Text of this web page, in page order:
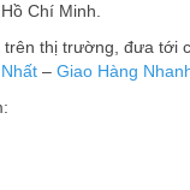
Chí Minh.
trên thị trường, đưa tới
– Giao Hàng